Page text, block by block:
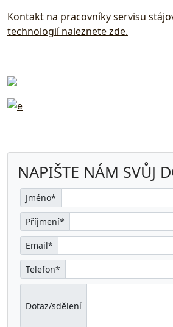
Kontakt na pracovníky servisu
technologií naleznete zde.
NAPIŠTE NÁM SVŮJ
Jméno*
Příjmení*
Email*
Telefon*
Dotaz/sdělení